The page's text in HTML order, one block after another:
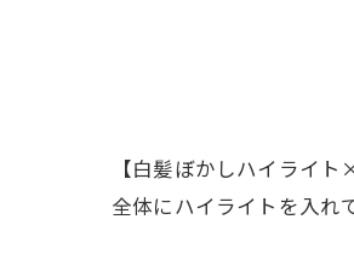
【白髪ぼかしハイライト
全体にハイライトを入れ